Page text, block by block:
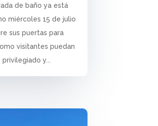
de baño ya está
miércoles 15 de julio
sus puertas para
visitantes puedan
y...